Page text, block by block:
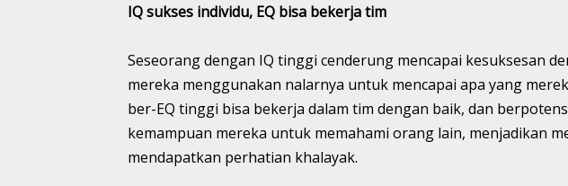
IQ sukses individu, EQ bisa bekerja tim
Seseorang dengan IQ tinggi cenderung mencapai kesuksesan
mereka menggunakan nalarnya untuk mencapai apa yang
ber-EQ tinggi bisa bekerja dalam tim dengan baik, dan
kemampuan mereka untuk memahami orang lain, menjadikan
mendapatkan perhatian khalayak.